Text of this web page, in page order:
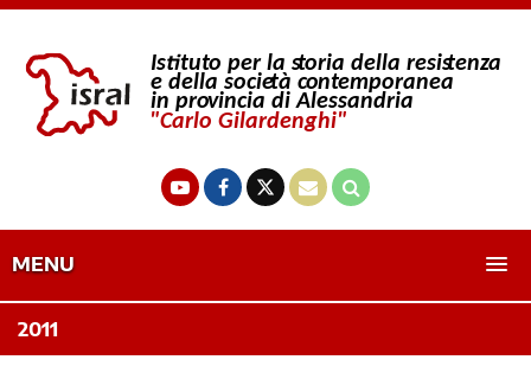
MENU
2011